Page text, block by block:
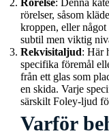
Rörelse: Denna
rörelser, såsom
kroppen, eller något
subtil men viktig
Rekvisitaljud: Här
specifika föremål
från ett glas som
en skida. Varje
särskilt Foley-ljud
Varför